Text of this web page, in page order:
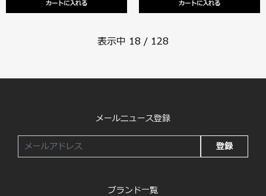
カートに入れる カートに入れる
表示中 18 / 128
メールニュース登録
登録
ブランド一覧